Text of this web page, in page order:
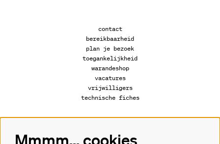
contact
bereikbaarheid
plan je bezoek
toegankelijkheid
warandeshop
vacatures
vrijwilligers
technische fiches
Volg ons
Mmmm... cookies